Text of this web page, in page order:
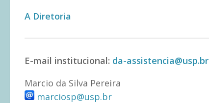
A Diretoria
E-mail institucional: da-assistencia@usp.br
Marcio da Silva Pereira
marciosp@usp.br